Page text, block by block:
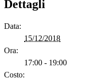
Dettagli
Data:
15/12/2018
Ora:
17:00 - 19:00
Costo: